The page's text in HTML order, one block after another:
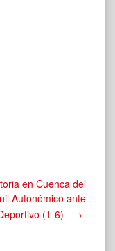
en Cuenca del
Autonómico ante
(1-6)
→